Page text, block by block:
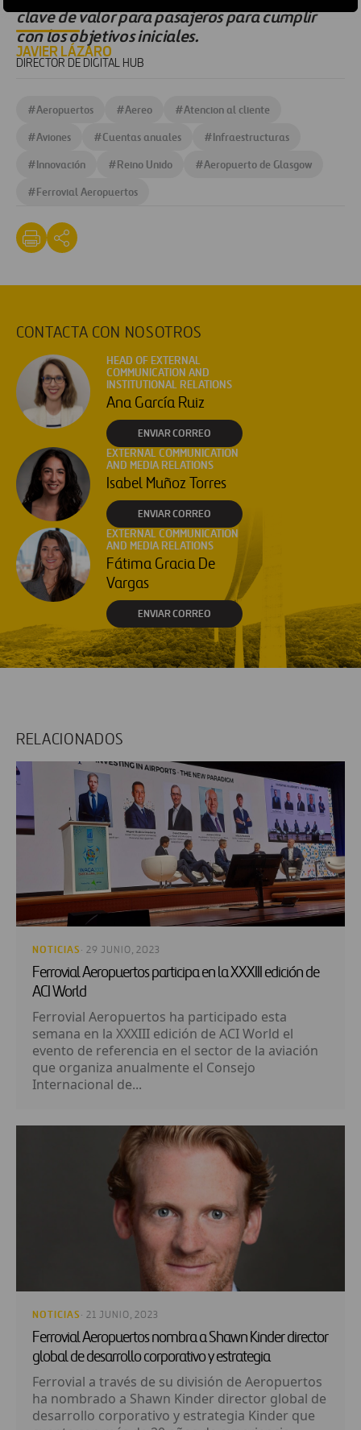
clave de valor para pasajeros para cumplir
con los objetivos iniciales.
JAVIER LÁZARO
DIRECTOR DE DIGITAL HUB
#Aeropuertos #Aereo #Atencion al cliente
#Aviones #Cuentas anuales #Infraestructuras
#Innovación #Reino Unido #Aeropuerto de Glasgow
#Ferrovial Aeropuertos
CONTACTA CON NOSOTROS
HEAD OF EXTERNAL
COMMUNICATION AND
INSTITUTIONAL RELATIONS
Ana García Ruiz
ENVIAR CORREO
EXTERNAL COMMUNICATION
AND MEDIA RELATIONS
Isabel Muñoz Torres
ENVIAR CORREO
EXTERNAL COMMUNICATION
AND MEDIA RELATIONS
Fátima Gracia De
Vargas
ENVIAR CORREO
RELACIONADOS
NOTICIAS · 29 JUNIO, 2023
Ferrovial Aeropuertos participa en la XXXIII edición de
ACI World
Ferrovial Aeropuertos ha participado esta
semana en la XXXIII edición de ACI World el
evento de referencia en el sector de la aviación
que organiza anualmente el Consejo
Internacional de...
NOTICIAS · 21 JUNIO, 2023
Ferrovial Aeropuertos nombra a Shawn Kinder director
global de desarrollo corporativo y estrategia
Ferrovial a través de su división de Aeropuertos
ha nombrado a Shawn Kinder director global de
desarrollo corporativo y estrategia Kinder que